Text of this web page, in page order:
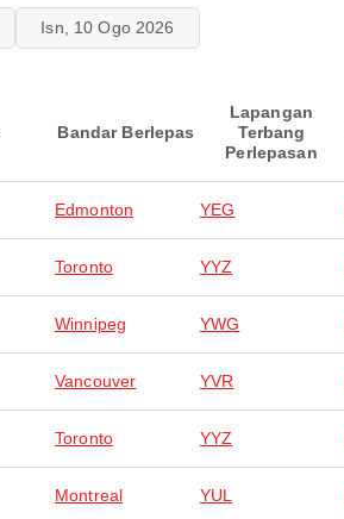
Isn, 10 Ogo 2026
Bandar Berlepas
Lapangan
Terbang
Perlepasan
Edmonton YEG
Toronto YYZ
Winnipeg YWG
Vancouver YVR
Toronto YYZ
Montreal YUL